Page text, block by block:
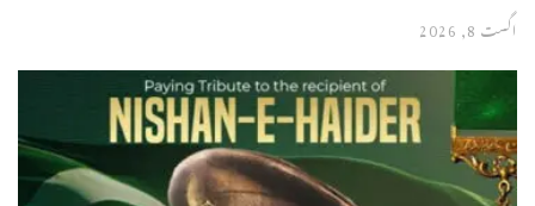
اگست 8, 2026